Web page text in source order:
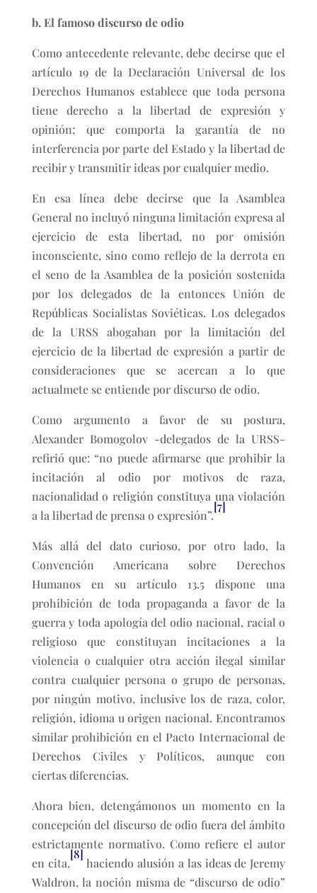
b. El famoso discurso de odio
Como antecedente relevante, debe decirse que el
artículo 19 de la Declaración Universal de los
Derechos Humanos establece que toda persona
tiene derecho a la libertad de expresión y
opinión; que comporta la garantía de no
interferencia por parte del Estado y la libertad de
recibir y transmitir ideas por cualquier medio.
En esa línea debe decirse que la Asamblea
General no incluyó ninguna limitación expresa al
ejercicio de esta libertad, no por omisión
inconsciente, sino como reflejo de la derrota en
el seno de la Asamblea de la posición sostenida
por los delegados de la entonces Unión de
Repúblicas Socialistas Soviéticas. Los delegados
de la URSS abogaban por la limitación del
ejercicio de la libertad de expresión a partir de
consideraciones que se acercan a lo que
actualmete se entiende por discurso de odio.
Como argumento a favor de su postura,
Alexander Bomogolov -delegados de la URSS-
refirió que: “no puede afirmarse que prohibir la
incitación al odio por motivos de raza,
nacionalidad o religión constituya una violación
a la libertad de prensa o expresión”.
[7]
Más allá del dato curioso, por otro lado, la
Convención Americana sobre Derechos
Humanos en su artículo 13.5 dispone una
prohibición de toda propaganda a favor de la
guerra y toda apología del odio nacional, racial o
religioso que constituyan incitaciones a la
violencia o cualquier otra acción ilegal similar
contra cualquier persona o grupo de personas,
por ningún motivo, inclusive los de raza, color,
religión, idioma u origen nacional. Encontramos
similar prohibición en el Pacto Internacional de
Derechos Civiles y Políticos, aunque con
ciertas diferencias.
Ahora bien, detengámonos un momento en la
concepción del discurso de odio fuera del ámbito
estrictamente normativo. Como refiere el autor
en cita,
[8]
haciendo alusión a las ideas de Jeremy
Waldron, la noción misma de “discurso de odio”